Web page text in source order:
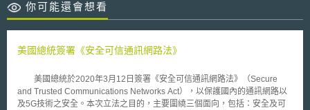
你可能還會想看
美國總統簽署《安全可信通訊網路法》
美國總統於2020年3月12日簽署《安全可信通訊網路法》（Secure
and Trusted Communications Networks Act），以保護國內的通訊網路以
及5G技術之安全。本次立法之目的，主要圍繞三個面向，包括：安全及可